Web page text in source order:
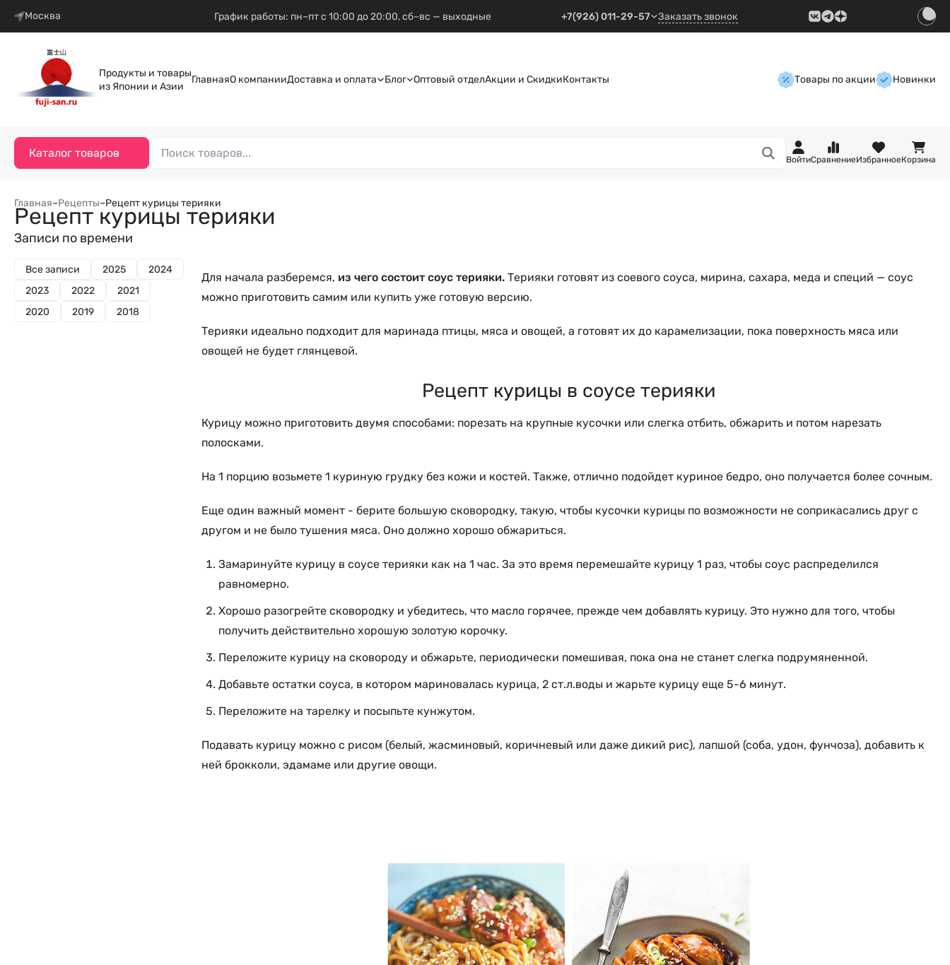
Москва График работы: пн–пт с 10:00 до 20:00, сб–вс — выходные +7(926) 011-29-57 Заказать звонок
Продукты и товары
из Японии и Азии
ГлавнаяО компанииДоставка и оплата Блог Оптовый отделАкции и СкидкиКонтакты Товары по акции Новинки
Каталог товаров
ВойтиСравнениеИзбранноеКорзина
Главная–Рецепты–Рецепт курицы терияки
Рецепт курицы терияки
Для начала разберемся, из чего состоит соус терияки. Терияки готовят из соевого соуса, мирина, сахара, меда и специй — соус
можно приготовить самим или купить уже готовую версию.
Терияки идеально подходит для маринада птицы, мяса и овощей, а готовят их до карамелизации, пока поверхность мяса или
овощей не будет глянцевой.
Рецепт курицы в соусе терияки
Курицу можно приготовить двумя способами: порезать на крупные кусочки или слегка отбить, обжарить и потом нарезать
полосками.
На 1 порцию возьмете 1 куриную грудку без кожи и костей. Также, отлично подойдет куриное бедро, оно получается более сочным.
Еще один важный момент - берите большую сковородку, такую, чтобы кусочки курицы по возможности не соприкасались друг с
другом и не было тушения мяса. Оно должно хорошо обжариться.
Замаринуйте курицу в соусе терияки как на 1 час. За это время перемешайте курицу 1 раз, чтобы соус распределился
равномерно.
Хорошо разогрейте сковородку и убедитесь, что масло горячее, прежде чем добавлять курицу. Это нужно для того, чтобы
получить действительно хорошую золотую корочку.
Переложите курицу на сковороду и обжарьте, периодически помешивая, пока она не станет слегка подрумяненной.
Добавьте остатки соуса, в котором мариновалась курица, 2 ст.л.воды и жарьте курицу еще 5-6 минут.
Переложите на тарелку и посыпьте кунжутом.
Подавать курицу можно с рисом (белый, жасминовый, коричневый или даже дикий рис), лапшой (соба, удон, фунчоза), добавить к
ней брокколи, эдамаме или другие овощи.
Записи по времени
Все записи 2025
2024
2023
2022
2021
2020
2019 2018